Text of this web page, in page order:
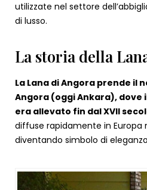
utilizzate nel settore
di lusso.
La storia della
La Lana di Angora prende il
Angora (oggi Ankara), dove
era allevato fin dal XVII
diffuse rapidamente in Europa
diventando simbolo di